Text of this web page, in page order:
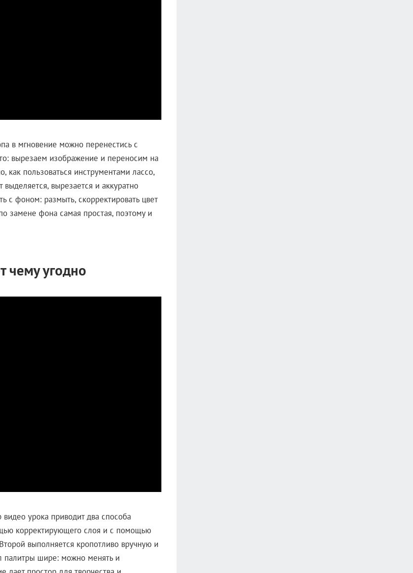
в мгновение можно перенестись с
вырезаем изображение и переносим на
как пользоваться инструментами лассо,
вырезается и аккуратно
с фоном: размыть, скорректировать цвет
замене фона самая простая, поэтому и
чему угодно
урока приводит два способа
корректирующего слоя и с помощью
выполняется кропотливо вручную и
палитры шире: можно менять и